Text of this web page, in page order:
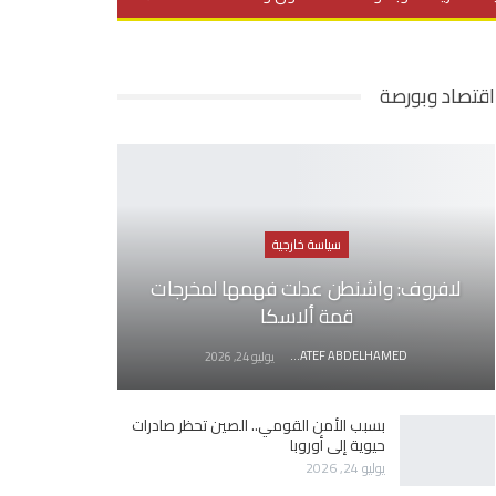
اقتصاد وبورصة
سياسة خارجية
لافروف: واشنطن عدلت فهمها لمخرجات
قمة ألاسكا
AWATEF ABDELHAMED يوليو 24, 2026
بسبب الأمن القومي.. الصين تحظر صادرات
حيوية إلى أوروبا
يوليو 24, 2026